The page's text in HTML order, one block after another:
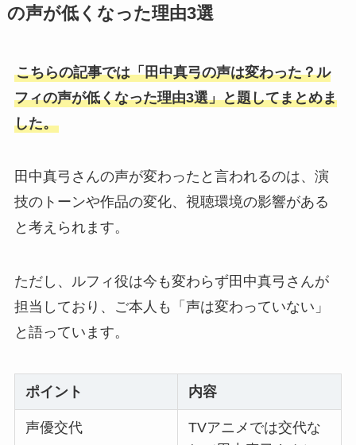
の声が低くなった理由3選
こちらの記事では「田中真弓の声は変わった？ル
フィの声が低くなった理由3選」と題してまとめま
した。
田中真弓さんの声が変わったと言われるのは、演
技のトーンや作品の変化、視聴環境の影響がある
と考えられます。
ただし、ルフィ役は今も変わらず田中真弓さんが
担当しており、ご本人も「声は変わっていない」
と語っています。
ポイント 内容
声優交代
TVアニメでは交代な